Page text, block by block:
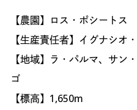
【農園】ロス・ポシートス
【生産責任者】イグナシオ
【地域】ラ・パルマ、サン
ゴ
【標高】1,650m